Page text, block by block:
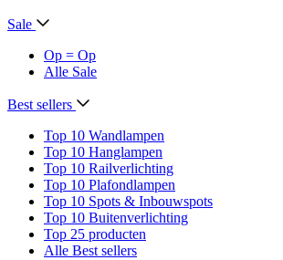
Sale
Op = Op
Alle Sale
Best sellers
Top 10 Wandlampen
Top 10 Hanglampen
Top 10 Railverlichting
Top 10 Plafondlampen
Top 10 Spots & Inbouwspots
Top 10 Buitenverlichting
Top 25 producten
Alle Best sellers